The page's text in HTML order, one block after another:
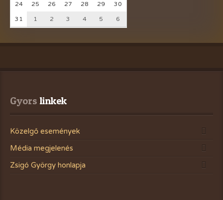
24 25 26 27 28 29 30
31 1 2 3 4 5 6
Gyors linkek
Közelgő események
Média megjelenés
Zsigó György honlapja